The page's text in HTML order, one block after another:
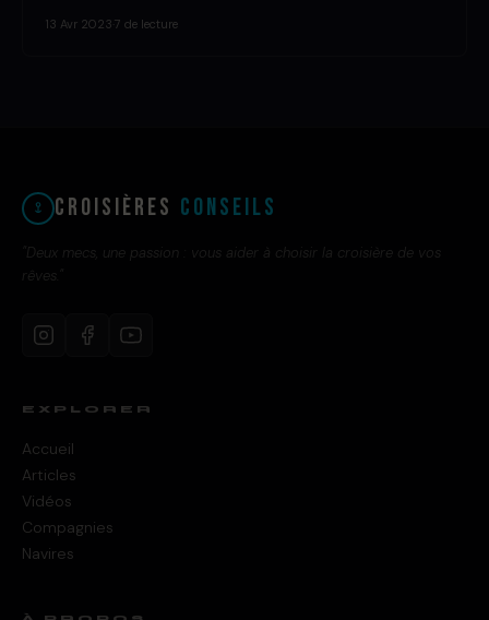
13 Avr 2023 7 de lecture
Croisières Conseils
"Deux mecs, une passion : vous aider à choisir la croisière de vos
rêves."
EXPLORER
Accueil
Articles
Vidéos
Compagnies
Navires